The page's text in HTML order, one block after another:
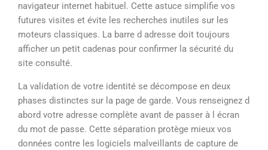
navigateur internet habituel. Cette astuce simplifie vos
futures visites et évite les recherches inutiles sur les
moteurs classiques. La barre d adresse doit toujours
afficher un petit cadenas pour confirmer la sécurité du
site consulté.
La validation de votre identité se décompose en deux
phases distinctes sur la page de garde. Vous renseignez d
abord votre adresse complète avant de passer à l écran
du mot de passe. Cette séparation protège mieux vos
données contre les logiciels malveillants de capture de